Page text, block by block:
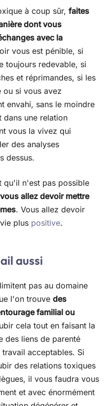
à coup sûr, faites
dont vous
avec la
vous est pénible, si
toujours redevable, si
et réprimandes, si les
ou si vous avez
envahi, sans le moindre
dans une relation
vous la vivez qui
des analyses
dessus.
qu'il n'est pas possible
vous allez devoir mettre
. Vous allez devoir
plus positive.
aussi
pas au domaine
l'on trouve des
familial ou
cela tout en faisant la
des liens de parenté
acceptables. Si
des relations toxiques
il vous faudra vous
et avec énormément